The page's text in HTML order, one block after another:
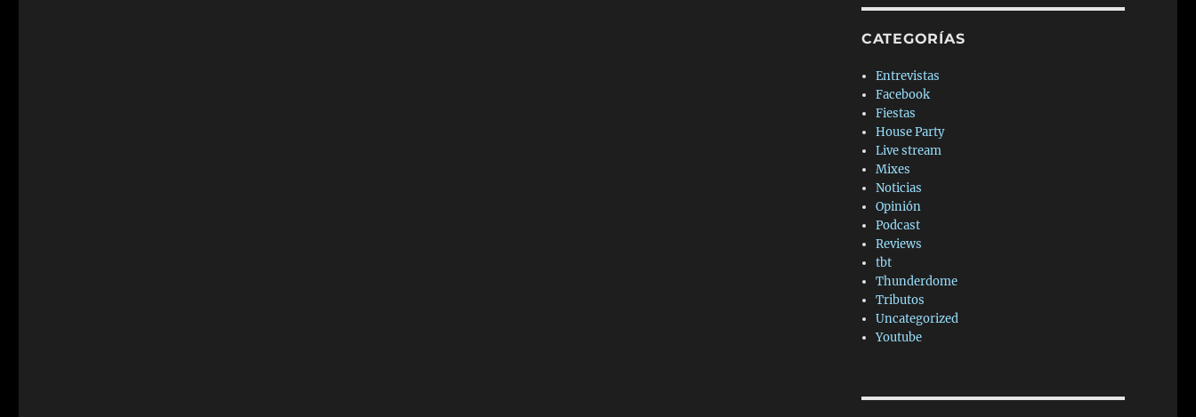
CATEGORÍAS
Entrevistas
Facebook
Fiestas
House Party
Live stream
Mixes
Noticias
Opinión
Podcast
Reviews
tbt
Thunderdome
Tributos
Uncategorized
Youtube